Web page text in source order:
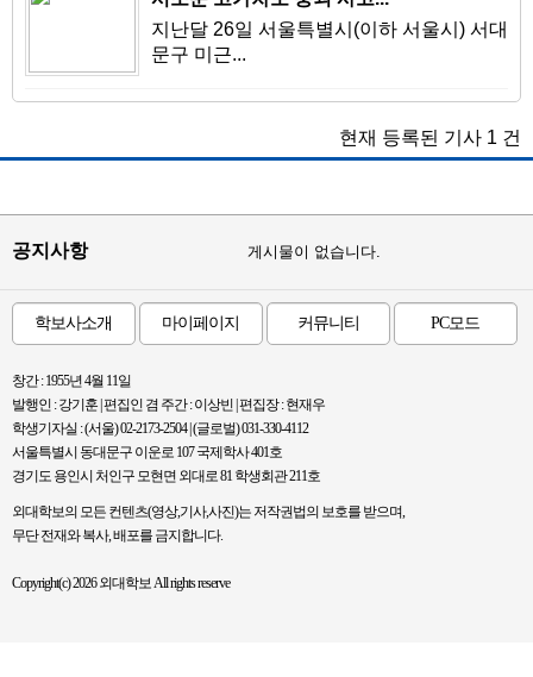
지난달 26일 서울특별시(이하 서울시) 서대
문구 미근...
현재 등록된 기사 1 건
공지사항 게시물이 없습니다.
학보사소개 마이페이지 커뮤니티 PC모드
창간 : 1955년 4월 11일
발행인 : 강기훈 | 편집인 겸 주간 : 이상빈 | 편집장 : 현재우
학생기자실 : (서울) 02-2173-2504 | (글로벌) 031-330-4112
서울특별시 동대문구 이운로 107 국제학사 401호
경기도 용인시 처인구 모현면 외대로 81 학생회관 211호
외대학보의 모든 컨텐츠(영상,기사,사진)는 저작권법의 보호를 받으며,
무단 전재와 복사, 배포를 금지합니다.
Copyright(c) 2026 외대학보 All rights reserve